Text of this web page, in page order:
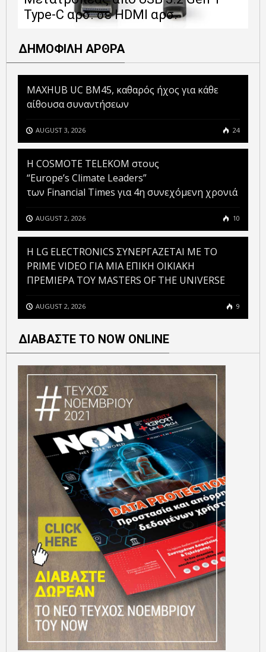
Type-C αρσ. σε HDMI αρσ.
ΔΗΜΟΦΙΛΗ ΑΡΘΡΑ
MAXHUB UC BM45, καθαρός ήχος για κάθε
αίθουσα συναντήσεων
AUGUST 3, 2026 24
Η COSMOTE TELEKOM στους
“Europe’s Climate Leaders”
των Financial Times για 4η συνεχόμενη χρονιά
AUGUST 2, 2026 10
H LG ELECTRONICS ΣΥΝΕΡΓΑΖΕΤΑΙ ΜΕ ΤΟ
PRIME VIDEO ΓΙΑ ΜΙΑ ΕΠΙΚΗ ΟΙΚΙΑΚΗ
ΠΡΕΜΙΕΡΑ ΤΟΥ MASTERS OF THE UNIVERSE
AUGUST 2, 2026 9
ΔΙΑΒΑΣΤΕ ΤΟ NOW ONLINE